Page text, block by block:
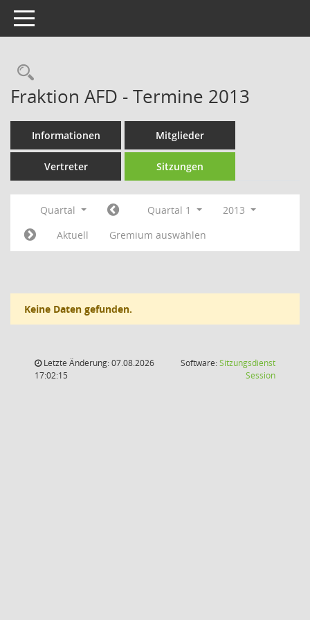
Toggle navigation
Rechercheauswahl
Fraktion AFD - Termine 2013
Informationen Mitglieder
Vertreter Sitzungen
Quartal Quartal 1
2013
Aktuell
Gremium auswählen
Keine Daten gefunden.
Letzte Änderung: 07.08.2026
17:02:15
Software:Sitzungsdienst
Session(Wird in